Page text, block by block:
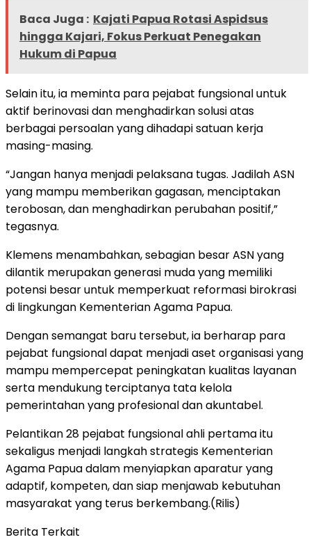
Baca Juga : Kajati Papua Rotasi Aspidsus
hingga Kajari, Fokus Perkuat Penegakan
Hukum di Papua
Selain itu, ia meminta para pejabat fungsional untuk
aktif berinovasi dan menghadirkan solusi atas
berbagai persoalan yang dihadapi satuan kerja
masing-masing.
“Jangan hanya menjadi pelaksana tugas. Jadilah ASN
yang mampu memberikan gagasan, menciptakan
terobosan, dan menghadirkan perubahan positif,”
tegasnya.
Klemens menambahkan, sebagian besar ASN yang
dilantik merupakan generasi muda yang memiliki
potensi besar untuk memperkuat reformasi birokrasi
di lingkungan Kementerian Agama Papua.
Dengan semangat baru tersebut, ia berharap para
pejabat fungsional dapat menjadi aset organisasi yang
mampu mempercepat peningkatan kualitas layanan
serta mendukung terciptanya tata kelola
pemerintahan yang profesional dan akuntabel.
Pelantikan 28 pejabat fungsional ahli pertama itu
sekaligus menjadi langkah strategis Kementerian
Agama Papua dalam menyiapkan aparatur yang
adaptif, kompeten, dan siap menjawab kebutuhan
masyarakat yang terus berkembang.(Rilis)
Berita Terkait